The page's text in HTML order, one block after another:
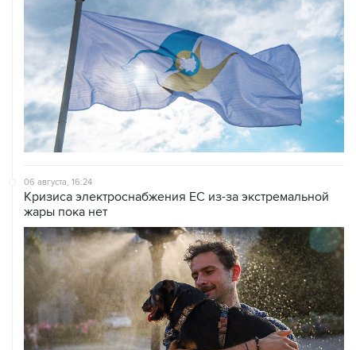
06 августа, 16:24
Кризиса электроснабжения ЕС из-за экстремальной
жары пока нет